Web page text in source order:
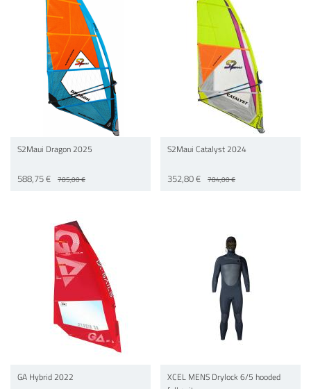
S2Maui Dragon 2025
588,75 € 785,00 €
S2Maui Catalyst 2024
352,80 € 784,00 €
GA Hybrid 2022
XCEL MENS Drylock 6/5 hooded